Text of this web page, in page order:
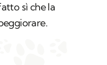
sì che la